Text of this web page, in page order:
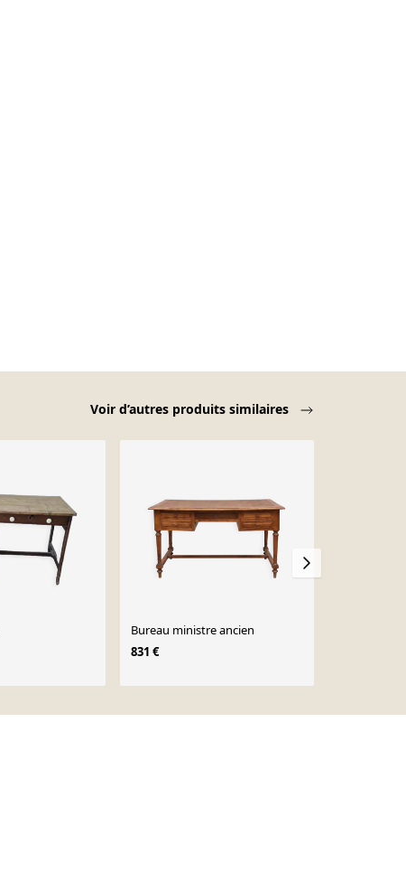
Voir d’autres produits similaires
Bureau ministre ancien
831 €